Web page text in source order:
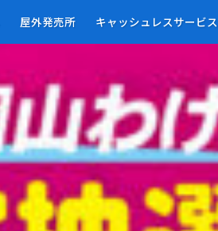
屋外発売所 キャッシュレスサービス